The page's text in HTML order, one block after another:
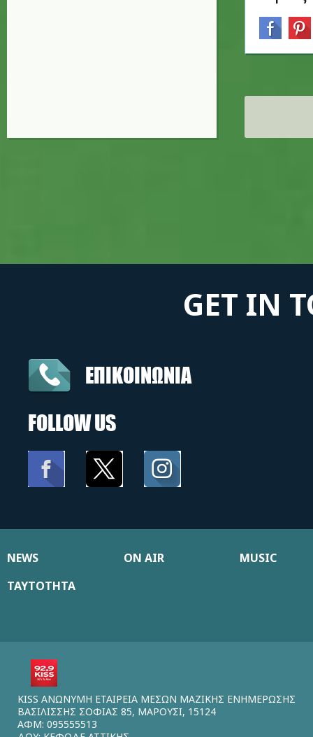
Σελίδες
GET IN
ΕΠΙΚΟΙΝΩΝΙΑ
FOLLOW US
NEWS ON AIR
MUSIC
ΤΑΥΤΟΤΗΤΑ
KISS ΑΝΩΝΥΜΗ ΕΤΑΙΡΕΙΑ ΜΕΣΩΝ ΜΑΖΙΚΗΣ ΕΝΗΜΕΡΩΣΗΣ
ΒΑΣΙΛΙΣΣΗΣ ΣΟΦΙΑΣ 85, ΜΑΡΟΥΣΙ, 15124
ΑΦΜ: 095555513